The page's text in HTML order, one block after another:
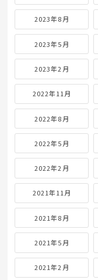
2023年8月
2023年5月
2023年2月
2022年11月
2022年8月
2022年5月
2022年2月
2021年11月
2021年8月
2021年5月
2021年2月